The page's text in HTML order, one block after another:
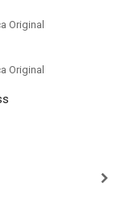
Original
Original